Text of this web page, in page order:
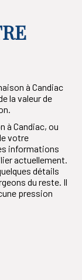
à Candiac
la valeur de
à Candiac, ou
votre
informations
actuellement.
détails
du reste. Il
pression